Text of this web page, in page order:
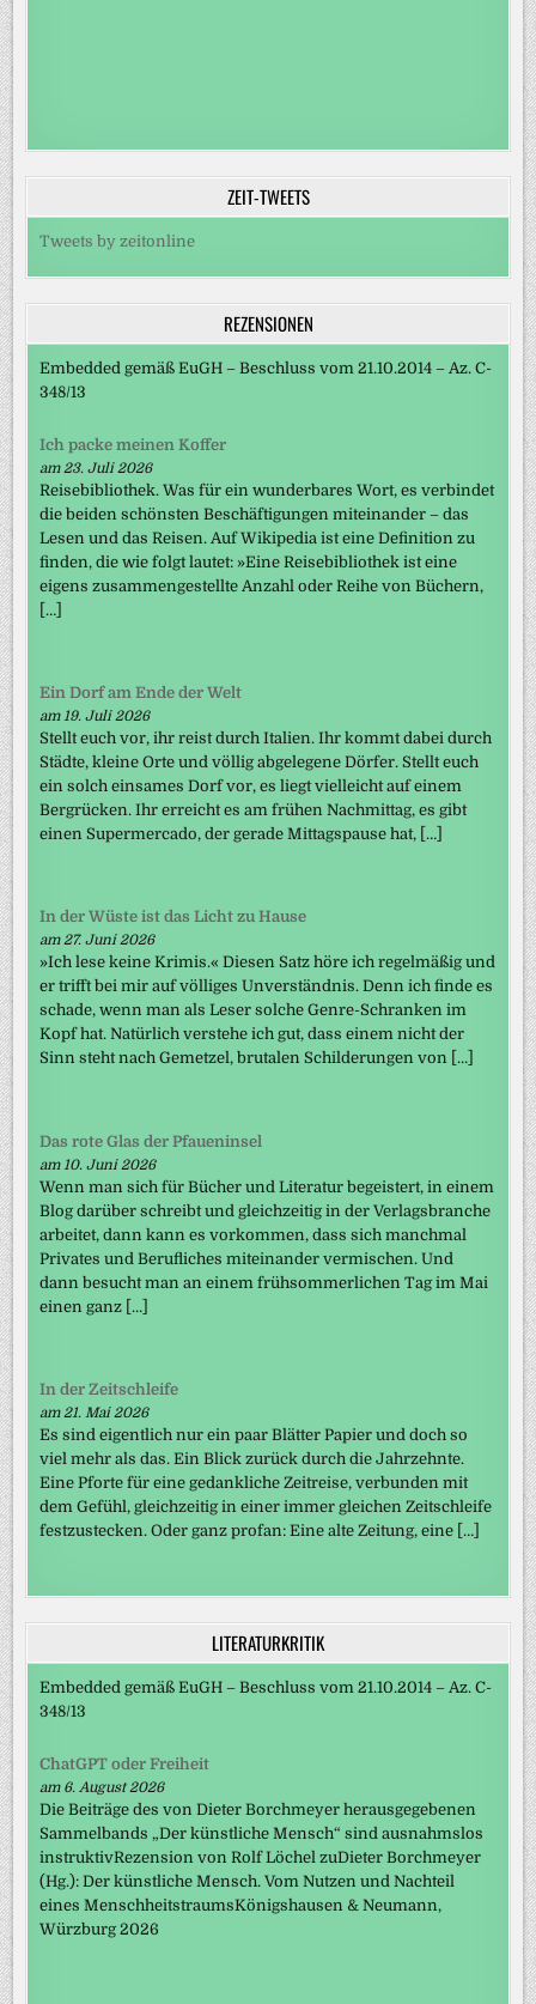
ZEIT-TWEETS
Tweets by zeitonline
REZENSIONEN
Embedded gemäß EuGH – Beschluss vom 21.10.2014 – Az. C-
348/13
Ich packe meinen Koffer
am 23. Juli 2026
Reisebibliothek. Was für ein wunderbares Wort, es verbindet
die beiden schönsten Beschäftigungen miteinander – das
Lesen und das Reisen. Auf Wikipedia ist eine Definition zu
finden, die wie folgt lautet: »Eine Reisebibliothek ist eine
eigens zusammengestellte Anzahl oder Reihe von Büchern,
[…]
Ein Dorf am Ende der Welt
am 19. Juli 2026
Stellt euch vor, ihr reist durch Italien. Ihr kommt dabei durch
Städte, kleine Orte und völlig abgelegene Dörfer. Stellt euch
ein solch einsames Dorf vor, es liegt vielleicht auf einem
Bergrücken. Ihr erreicht es am frühen Nachmittag, es gibt
einen Supermercado, der gerade Mittagspause hat, […]
In der Wüste ist das Licht zu Hause
am 27. Juni 2026
»Ich lese keine Krimis.« Diesen Satz höre ich regelmäßig und
er trifft bei mir auf völliges Unverständnis. Denn ich finde es
schade, wenn man als Leser solche Genre-Schranken im
Kopf hat. Natürlich verstehe ich gut, dass einem nicht der
Sinn steht nach Gemetzel, brutalen Schilderungen von […]
Das rote Glas der Pfaueninsel
am 10. Juni 2026
Wenn man sich für Bücher und Literatur begeistert, in einem
Blog darüber schreibt und gleichzeitig in der Verlagsbranche
arbeitet, dann kann es vorkommen, dass sich manchmal
Privates und Berufliches miteinander vermischen. Und
dann besucht man an einem frühsommerlichen Tag im Mai
einen ganz […]
In der Zeitschleife
am 21. Mai 2026
Es sind eigentlich nur ein paar Blätter Papier und doch so
viel mehr als das. Ein Blick zurück durch die Jahrzehnte.
Eine Pforte für eine gedankliche Zeitreise, verbunden mit
dem Gefühl, gleichzeitig in einer immer gleichen Zeitschleife
festzustecken. Oder ganz profan: Eine alte Zeitung, eine […]
LITERATURKRITIK
Embedded gemäß EuGH – Beschluss vom 21.10.2014 – Az. C-
348/13
ChatGPT oder Freiheit
am 6. August 2026
Die Beiträge des von Dieter Borchmeyer herausgegebenen
Sammelbands „Der künstliche Mensch“ sind ausnahmslos
instruktivRezension von Rolf Löchel zuDieter Borchmeyer
(Hg.): Der künstliche Mensch. Vom Nutzen und Nachteil
eines MenschheitstraumsKönigshausen & Neumann,
Würzburg 2026